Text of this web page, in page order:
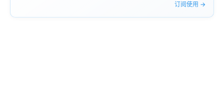
订阅使用 →